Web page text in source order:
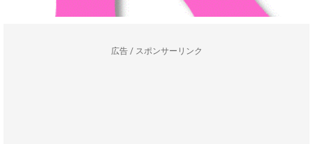
広告 / スポンサーリンク